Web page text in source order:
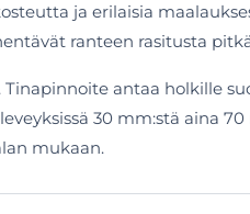
ja erilaisia
ranteen rasitusta
. Tinapinnoite antaa holkille
30 mm:stä aina
mukaan.